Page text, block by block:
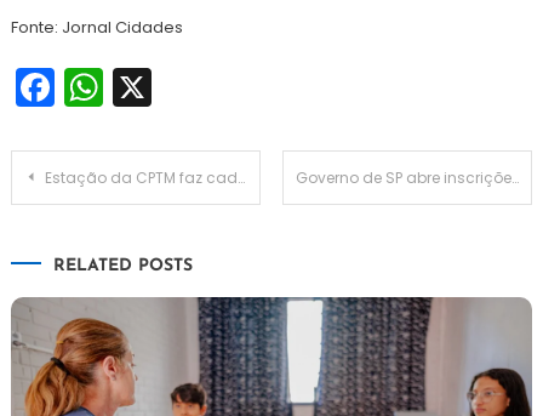
Fonte: Jornal Cidades
Facebook
WhatsApp
X
Navegação
Estação da CPTM faz cadastramento de jovens para vagas de estágio e cursos Governo de SP abre inscrições do vestibulinho das Etecs para o 2º semestre
RELATED POSTS